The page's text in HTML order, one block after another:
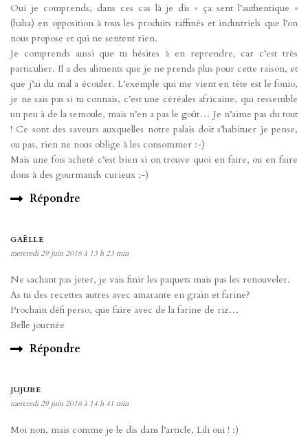
Oui je comprends, dans ces cas là je dis « ça sent l’authentique »
(haha) en opposition à tous les produits raffinés et industriels que l’on
nous propose et qui ne sentent rien.
Je comprends aussi que tu hésites à en reprendre, car c’est très
particulier. Il a des aliments que je ne prends plus pour cette raison, et
que j’ai du mal a écouler. L’exemple qui me vient en tête est le fonio,
je ne sais pas si tu connais, c’est une céréales africaine, qui ressemble
un peu à de la semoule, mais n’en a pas le goût… Je n’aime pas du tout
! Ce sont des saveurs auxquelles notre palais doit s’habituer je pense,
ou pas, rien ne nous oblige à les consommer :-)
Mais une fois acheté c’est bien si on trouve quoi en faire, ou en faire
dons à des gourmands curieux ;-)
Répondre
GAËLLE
mercredi 29 juin 2016 à 13 h 23 min
Ne sachant pas jeter, je vais finir les paquets mais pas les renouveler.
As tu des recettes autres avec amarante en grain et farine?
Prochain défi perso, que faire avec de la farine de riz…
Belle journée
Répondre
JUJUBE
mercredi 29 juin 2016 à 14 h 41 min
Moi non, mais comme je le dis dans l’article, Lili oui ! :)